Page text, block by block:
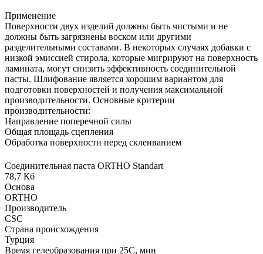
Применение
Поверхности двух изделий должны быть чистыми и не
должны быть загрязнены воском или другими
разделительными составами. В некоторых случаях добавки с
низкой эмиссией стирола, которые мигрируют на поверхность
ламината, могут снизить эффективность соединительной
пасты. Шлифование является хорошим вариантом для
подготовки поверхностей и получения максимальной
производительности. Основные критерии
производительности:
Направление поперечной силы
Общая площадь сцепления
Обработка поверхности перед склеиванием
Соединительная паста ORTHO Standart
78,7 Кб
Основа
ORTHO
Производитель
CSC
Страна происхождения
Турция
Время гелеобразования при 25С, мин